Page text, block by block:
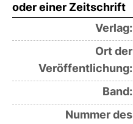
oder einer Zeitschrift
Verlag:
Ort der
Veröffentlichung:
Band:
Nummer des